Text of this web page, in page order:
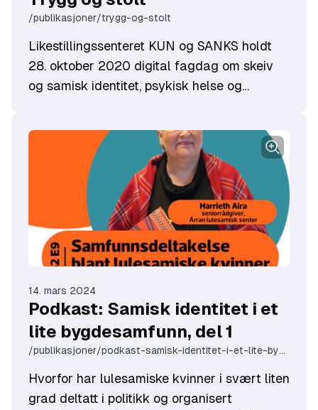
/publikasjoner/trygg-og-stolt
Likestillingssenteret KUN og SANKS holdt
28. oktober 2020 digital fagdag om skeiv
og samisk identitet, psykisk helse og
14. mars 2024
Podkast: Samisk identitet i et
lite bygdesamfunn, del 1
/publikasjoner/podkast-samisk-identitet-i-et-lite-bygdesamfunn-del-1
Hvorfor har lulesamiske kvinner i svært liten
grad deltatt i politikk og organisert